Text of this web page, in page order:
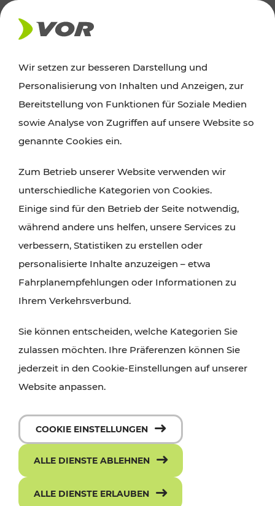
AKTUELLES
Ausflugstipps
Wien, Niederösterreich und das Burgenland
Wanderungen, Kultur und Gastronomie,
Radtouren oder purer Naturgenuss – viele
Attraktionen sind mit den Ticket- und Fahrplan-
Angeboten des VOR gut und schnell erreichbar.
Wir setzen zur besseren Darstellung und
Personalisierung von Inhalten und Anzeigen, zur
Bereitstellung von Funktionen für Soziale Medien
sowie Analyse von Zugriffen auf unsere Website so
genannte Cookies ein.
Zum Betrieb unserer Website verwenden wir
unterschiedliche Kategorien von Cookies.
Einige sind für den Betrieb der Seite notwendig,
während andere uns helfen, unsere Services zu
verbessern, Statistiken zu erstellen oder
personalisierte Inhalte anzuzeigen – etwa
Fahrplanempfehlungen oder Informationen zu
Ihrem Verkehrsverbund.
Sie können entscheiden, welche Kategorien Sie
zulassen möchten. Ihre Präferenzen können Sie
jederzeit in den Cookie-Einstellungen auf unserer
Website anpassen.
COOKIE EINSTELLUNGEN
ALLE DIENSTE ABLEHNEN
ALLE DIENSTE ERLAUBEN